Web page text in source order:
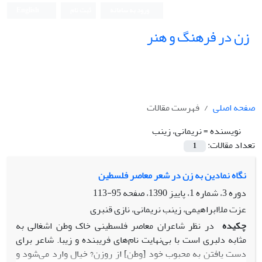
زن در فرهنگ و هنر
صفحه اصلی
فهرست مقالات
نویسنده =نریمانی، زینب
تعداد مقالات:
1
نگاه نمادین به زن در شعر معاصر فلسطین
دوره 3، شماره 1، پاییز 1390، صفحه
95-113
عزت ملاابراهیمی، زینب نریمانی، نازی قنبری
چکیده در نظر شاعران معاصر فلسطینی خاک وطن اشغالی به
مثابه دلبری است با بی‌نهایت نام‌های فریبنده و زیبا. شاعر برای
دست یافتن به محبوب خود [وطن] از روزن? خیال وارد می‌شود و